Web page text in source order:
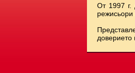
От 1997 г.
режисьори
доверието